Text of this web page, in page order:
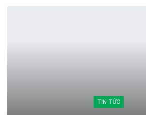
TIN TỨC